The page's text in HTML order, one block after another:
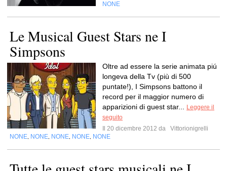
NONE
Le Musical Guest Stars ne I
Simpsons
Oltre ad essere la serie animata piú
longeva della Tv (più di 500
puntate!), I Simpsons battono il
record per il maggior numero di
apparizioni di guest star...
Leggere il
seguito
Il 20 dicembre 2012 da
Vittorionigrelli
NONE NONE NONE NONE NONE